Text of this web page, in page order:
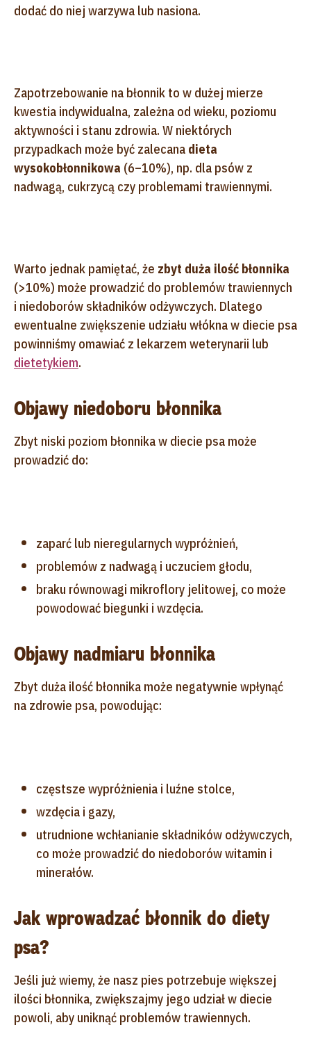
dodać do niej warzywa lub nasiona.
Zapotrzebowanie na błonnik to w dużej mierze
kwestia indywidualna, zależna od wieku, poziomu
aktywności i stanu zdrowia. W niektórych
przypadkach może być zalecana dieta
wysokobłonnikowa (6–10%), np. dla psów z
nadwagą, cukrzycą czy problemami trawiennymi.
Warto jednak pamiętać, że zbyt duża ilość błonnika
(>10%) może prowadzić do problemów trawiennych
i niedoborów składników odżywczych. Dlatego
ewentualne zwiększenie udziału włókna w diecie psa
powinniśmy omawiać z lekarzem weterynarii lub
dietetykiem.
Objawy niedoboru błonnika
Zbyt niski poziom błonnika w diecie psa może
prowadzić do:
zaparć lub nieregularnych wypróżnień,
problemów z nadwagą i uczuciem głodu,
braku równowagi mikroflory jelitowej, co może
powodować biegunki i wzdęcia.
Objawy nadmiaru błonnika
Zbyt duża ilość błonnika może negatywnie wpłynąć
na zdrowie psa, powodując:
częstsze wypróżnienia i luźne stolce,
wzdęcia i gazy,
utrudnione wchłanianie składników odżywczych,
co może prowadzić do niedoborów witamin i
minerałów.
Jak wprowadzać błonnik do diety
psa?
Jeśli już wiemy, że nasz pies potrzebuje większej
ilości błonnika, zwiększajmy jego udział w diecie
powoli, aby uniknąć problemów trawiennych.